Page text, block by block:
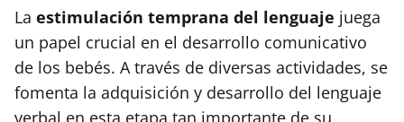
La estimulación temprana del lenguaje juega
un papel crucial en el desarrollo comunicativo
de los bebés. A través de diversas actividades, se
fomenta la adquisición y desarrollo del lenguaje
verbal en esta etapa tan importante de su